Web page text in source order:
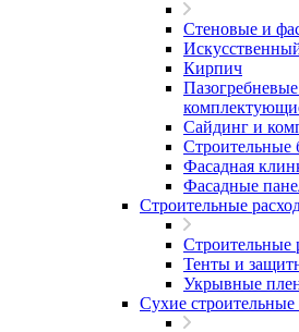
Стеновые и
Кирпич
Сайдинг и
Строительные
Фасадная
Фасадные
Строительные
Строительные
Тенты и
Укрывные
Сухие строительные